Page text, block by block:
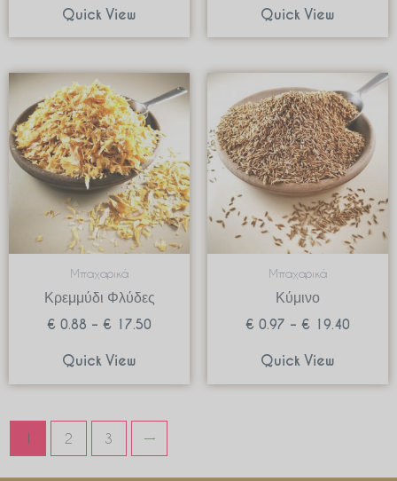
Quick View Quick View
Μπαχαρικά
Κρεμμύδι Φλύδες
€ 0.88 – € 17.50
range:
€ 0.88
through
€ 17.50
Quick View
Μπαχαρικά
Κύμινο
€ 0.97 – € 19.40
Price
range:
€ 0.97
through
€ 19.40
Quick View
1 2 3 →